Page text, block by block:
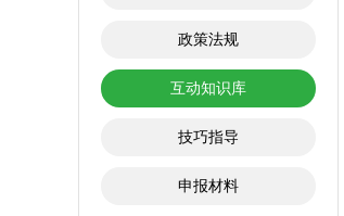
政策法规
互动知识库
技巧指导
申报材料